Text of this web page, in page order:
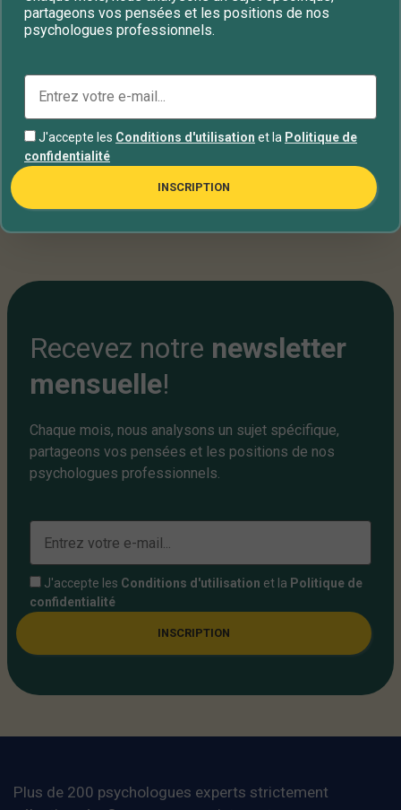
Dépression Psychologie
Syndrome Trouble émotionnel
Types de psychothérapie Vacances
Recevez notre newsletter
mensuelle!
Chaque mois, nous analysons un sujet spécifique,
partageons vos pensées et les positions de nos
psychologues professionnels.
J'accepte les Conditions d'utilisation et la Politique de
confidentialité
INSCRIPTION
Plus de 200 psychologues experts strictement
partageons vos pensées et les positions de nos
psychologues professionnels.
J'accepte les Conditions d'utilisation et la Politique de
confidentialité
INSCRIPTION